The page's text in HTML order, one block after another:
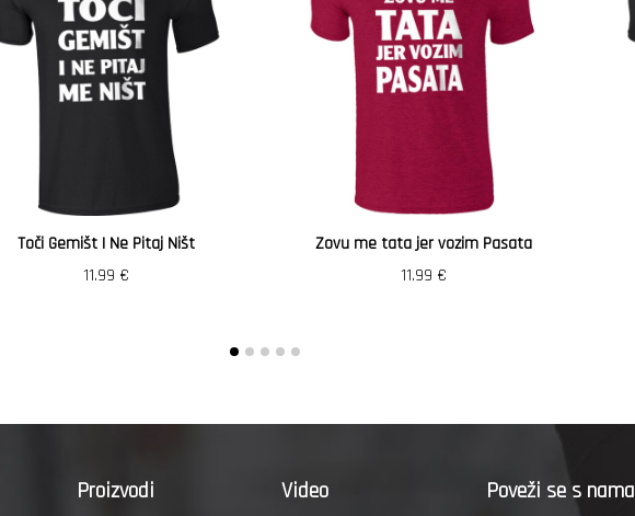
Toči Gemišt I Ne Pitaj Ništ
11.99 €
Zovu me tata jer vozim Pasata
11.99 €
Proizvodi Video Poveži se s nama